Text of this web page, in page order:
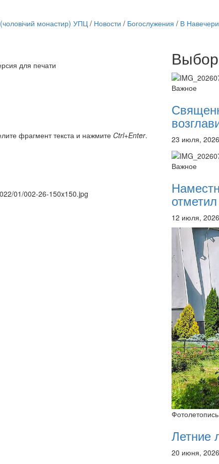
Онлайн трансляции
12 сентября 2015
12 сентября 2015
12 сентября 2015
12 сентября 2015
12 сентября 2015
12 сентября 2015
Перейти к архиву
монастир) УПЦ/ Новости / Богослужения / В
для печати
фрагмент текста и нажмите Ctrl+Enter.
01/002-26-150x150.jpg
Важное
23 июля, 2026
Важное
12 июля, 2026
Фотолетопись
Летние
20 июня, 2026